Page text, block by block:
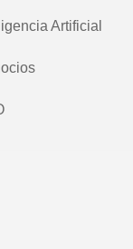
Artificial